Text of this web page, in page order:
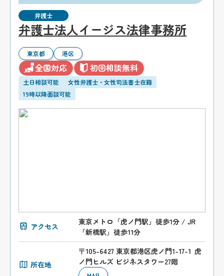
弁護士
弁護士法人イージス法律事務所
東京都 港区
全国対応 初回相談無料
土日相談可能
女性弁護士・女性司法書士在籍
19時以降面談可能
アクセス
東京メトロ「虎ノ門駅」徒歩1分 / JR
「新橋駅」徒歩11分
所在地
〒105-6427 東京都港区虎ノ門1-17-1 虎
ノ門ヒルズ ビジネスタワー27階